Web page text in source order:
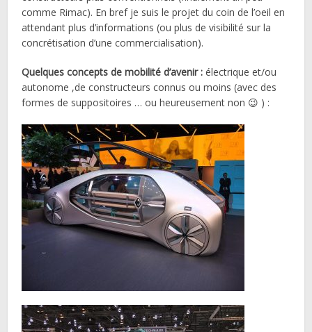
comme Rimac). En bref je suis le projet du coin de l’oeil en
attendant plus d’informations (ou plus de visibilité sur la
concrétisation d’une commercialisation).
Quelques concepts de mobilité d’avenir : électrique et/ou
autonome ,de constructeurs connus ou moins (avec des
formes de suppositoires … ou heureusement non 😉 ) :